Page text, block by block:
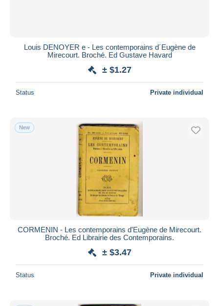
Louis DENOYER e - Les contemporains d´Eugène de
Mirecourt. Broché. Ed Gustave Havard
± $1.27
Status Private individual
New
CORMENIN - Les contemporains d'Eugène de Mirecourt.
Broché. Ed Librairie des Contemporains.
± $3.47
Status Private individual